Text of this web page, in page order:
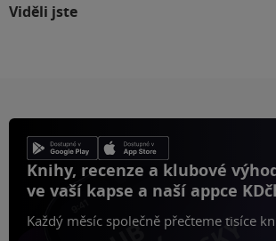
Viděli jste
Knihy, recenze a klubové
ve vaší kapse a naší appce
Každý měsíc společně přečteme tisíce